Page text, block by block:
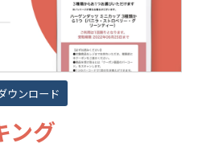
ウンロード
ング